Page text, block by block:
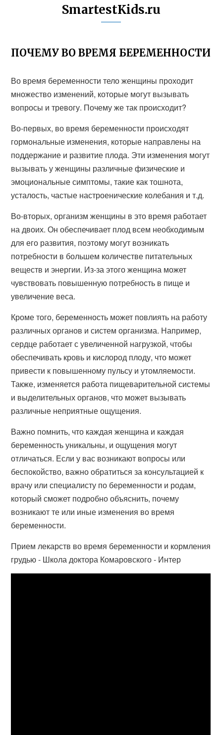
SmartestKids.ru
ПОЧЕМУ ВО ВРЕМЯ БЕРЕМЕННОСТИ
Во время беременности тело женщины проходит
множество изменений, которые могут вызывать
вопросы и тревогу. Почему же так происходит?
Во-первых, во время беременности происходят
гормональные изменения, которые направлены на
поддержание и развитие плода. Эти изменения могут
вызывать у женщины различные физические и
эмоциональные симптомы, такие как тошнота,
усталость, частые настроенические колебания и т.д.
Во-вторых, организм женщины в это время работает
на двоих. Он обеспечивает плод всем необходимым
для его развития, поэтому могут возникать
потребности в большем количестве питательных
веществ и энергии. Из-за этого женщина может
чувствовать повышенную потребность в пище и
увеличение веса.
Кроме того, беременность может повлиять на работу
различных органов и систем организма. Например,
сердце работает с увеличенной нагрузкой, чтобы
обеспечивать кровь и кислород плоду, что может
привести к повышенному пульсу и утомляемости.
Также, изменяется работа пищеварительной системы
и выделительных органов, что может вызывать
различные неприятные ощущения.
Важно помнить, что каждая женщина и каждая
беременность уникальны, и ощущения могут
отличаться. Если у вас возникают вопросы или
беспокойство, важно обратиться за консультацией к
врачу или специалисту по беременности и родам,
который сможет подробно объяснить, почему
возникают те или иные изменения во время
беременности.
Прием лекарств во время беременности и кормления
грудью - Школа доктора Комаровского - Интер